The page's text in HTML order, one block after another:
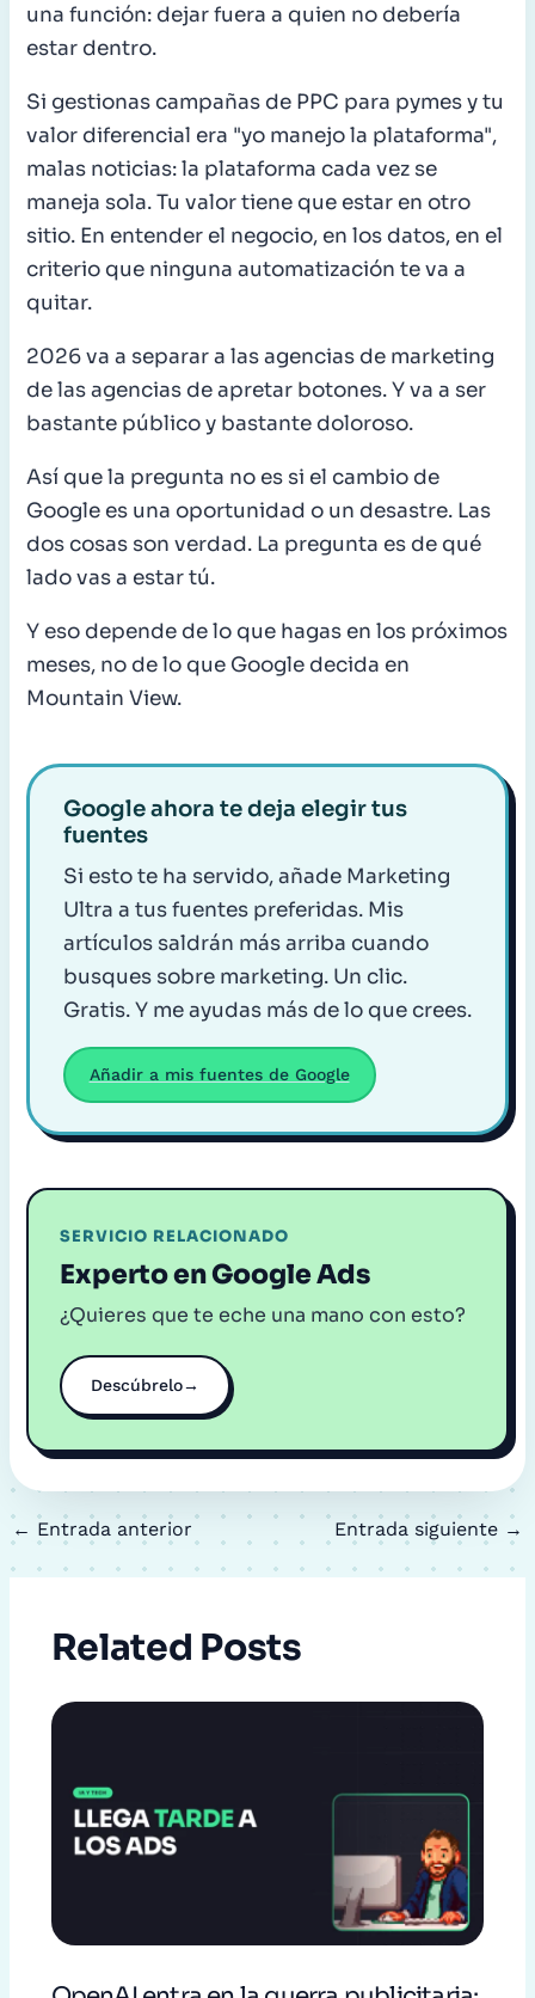
una función: dejar fuera a quien no debería
estar dentro.
Si gestionas campañas de PPC para pymes y tu
valor diferencial era "yo manejo la plataforma",
malas noticias: la plataforma cada vez se
maneja sola. Tu valor tiene que estar en otro
sitio. En entender el negocio, en los datos, en el
criterio que ninguna automatización te va a
quitar.
2026 va a separar a las agencias de marketing
de las agencias de apretar botones. Y va a ser
bastante público y bastante doloroso.
Así que la pregunta no es si el cambio de
Google es una oportunidad o un desastre. Las
dos cosas son verdad. La pregunta es de qué
lado vas a estar tú.
Y eso depende de lo que hagas en los próximos
meses, no de lo que Google decida en
Mountain View.
Google ahora te deja elegir tus
fuentes
Si esto te ha servido, añade Marketing
Ultra a tus fuentes preferidas. Mis
artículos saldrán más arriba cuando
busques sobre marketing. Un clic.
Gratis. Y me ayudas más de lo que crees.
Añadir a mis fuentes de Google
SERVICIO RELACIONADO
Experto en Google Ads
¿Quieres que te eche una mano con esto?
Descúbrelo→
← Entrada anterior Entrada siguiente →
Related Posts